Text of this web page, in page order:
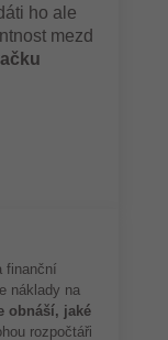
ho ale
mezd
finanční
náklady na
obnáší, jaké
rozpočtáři